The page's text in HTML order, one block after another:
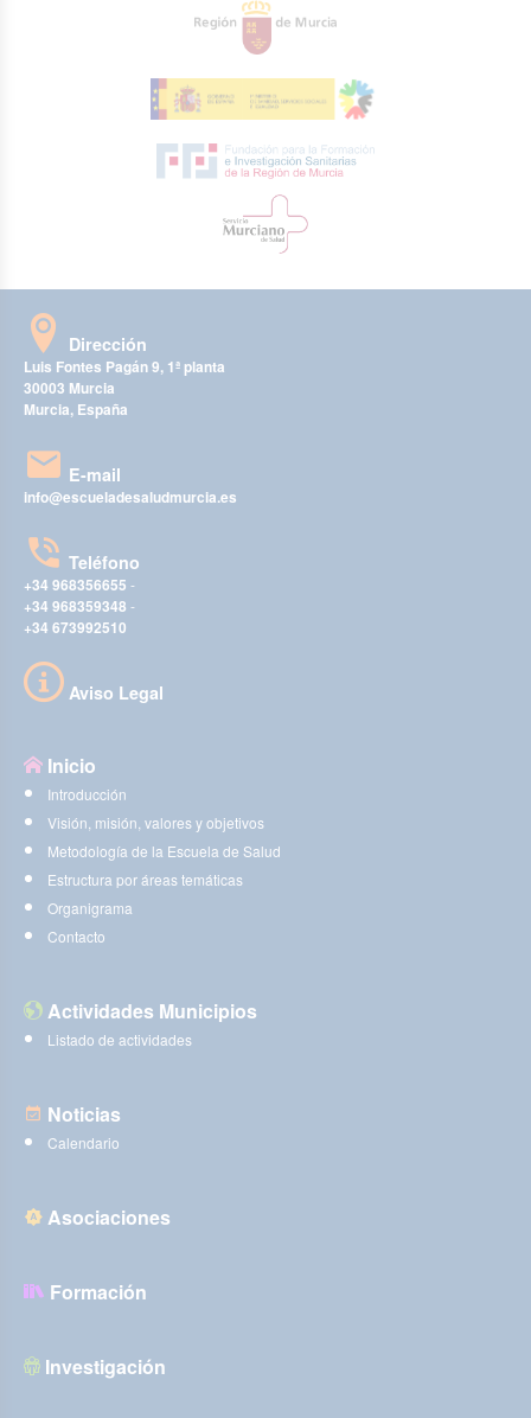
Dirección
Luis Fontes Pagán 9, 1ª planta
30003 Murcia
Murcia, España
E-mail
info@escueladesaludmurcia.es
Teléfono
+34 968356655 -
+34 968359348 -
+34 673992510
Aviso Legal
Inicio
Introducción
Visión, misión, valores y objetivos
Metodología de la Escuela de Salud
Estructura por áreas temáticas
Organigrama
Contacto
Actividades Municipios
Listado de actividades
Noticias
Calendario
Asociaciones
Formación
Investigación